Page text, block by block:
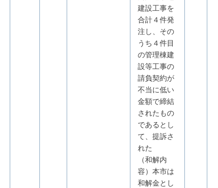
建設工事を
合計４件発
注し、その
うち４件目
の管理棟建
設等工事の
請負契約が
不当に低い
金額で締結
されたもの
であるとし
て、提訴さ
れた
（和解内
容）本市は
和解金とし